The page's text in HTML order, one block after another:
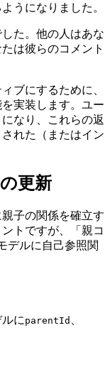
うになりました。
た。他の人はあな
は彼らのコメント
ブにするために、
実装します。ユー
なり、これらの返
れた（またはイン
更新
子の関係を確立す
トですが、「親コ
デルに自己参照関
にparentId 、